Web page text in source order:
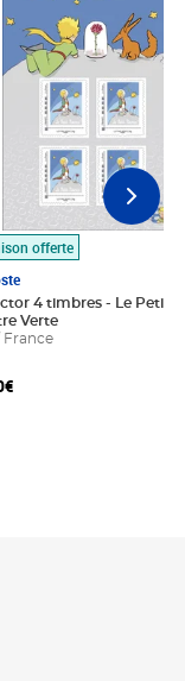
panier
offerte
4 timbres - Le Petit
Verte
France